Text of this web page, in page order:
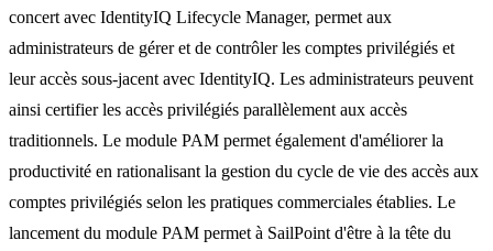
concert avec IdentityIQ Lifecycle Manager, permet aux
administrateurs de gérer et de contrôler les comptes privilégiés et
leur accès sous-jacent avec IdentityIQ. Les administrateurs peuvent
ainsi certifier les accès privilégiés parallèlement aux accès
traditionnels. Le module PAM permet également d'améliorer la
productivité en rationalisant la gestion du cycle de vie des accès aux
comptes privilégiés selon les pratiques commerciales établies. Le
lancement du module PAM permet à SailPoint d'être à la tête du